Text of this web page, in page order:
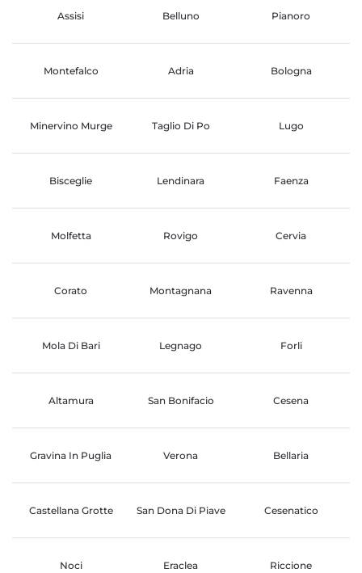
Assisi Belluno Pianoro
Montefalco Adria Bologna
Minervino Murge Taglio Di Po Lugo
Bisceglie Lendinara Faenza
Molfetta Rovigo Cervia
Corato Montagnana Ravenna
Mola Di Bari Legnago Forli
Altamura San Bonifacio Cesena
Gravina In Puglia Verona Bellaria
Castellana Grotte San Dona Di Piave Cesenatico
Noci Eraclea Riccione